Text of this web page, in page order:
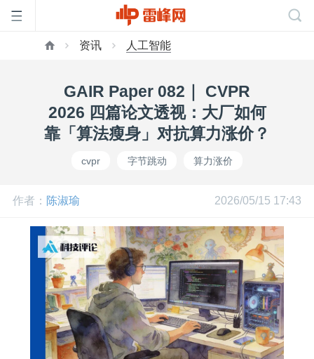
页
网
公
开
资讯 人工智能
GAIR Paper 082｜ CVPR
2026 四篇论文透视：大厂如何
靠「算法瘦身」对抗算力涨价？
cvpr 字节跳动 算力涨价
作者： 陈淑瑜 2026/05/15 17:43